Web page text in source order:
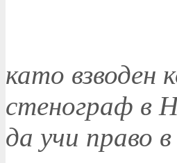
като взводен
стенограф в
да учи право